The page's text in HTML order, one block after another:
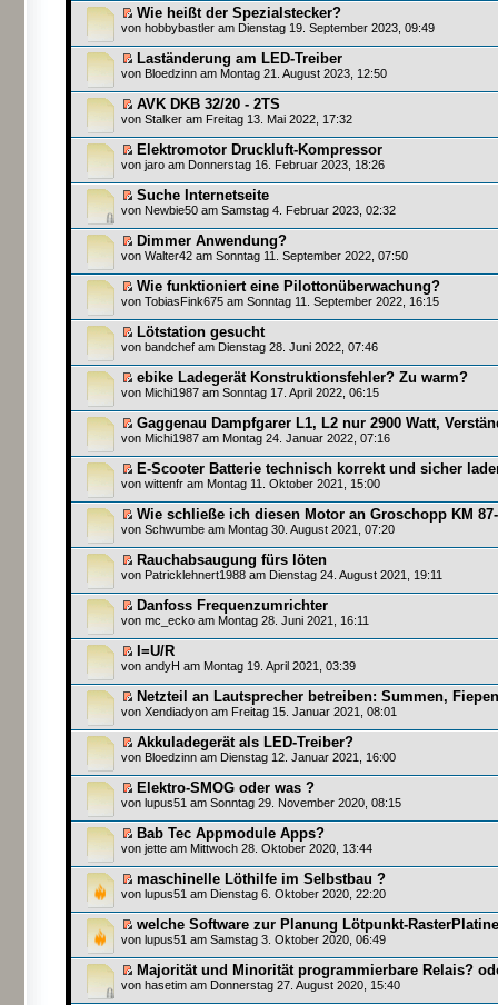
Wie heißt der Spezialstecker?
von hobbybastler am Dienstag 19. September 2023, 09:49
Laständerung am LED-Treiber
von Bloedzinn am Montag 21. August 2023, 12:50
AVK DKB 32/20 - 2TS
von Stalker am Freitag 13. Mai 2022, 17:32
Elektromotor Druckluft-Kompressor
von jaro am Donnerstag 16. Februar 2023, 18:26
Suche Internetseite
von Newbie50 am Samstag 4. Februar 2023, 02:32
Dimmer Anwendung?
von Walter42 am Sonntag 11. September 2022, 07:50
Wie funktioniert eine Pilottonüberwachung?
von TobiasFink675 am Sonntag 11. September 2022, 16:15
Lötstation gesucht
von bandchef am Dienstag 28. Juni 2022, 07:46
ebike Ladegerät Konstruktionsfehler? Zu warm?
von Michi1987 am Sonntag 17. April 2022, 06:15
Gaggenau Dampfgarer L1, L2 nur 2900 Watt,
von Michi1987 am Montag 24. Januar 2022, 07:16
E-Scooter Batterie technisch korrekt und sicher
von wittenfr am Montag 11. Oktober 2021, 15:00
Wie schließe ich diesen Motor an Groschopp KM
von Schwumbe am Montag 30. August 2021, 07:20
Rauchabsaugung fürs löten
von Patricklehnert1988 am Dienstag 24. August 2021, 19:11
Danfoss Frequenzumrichter
von mc_ecko am Montag 28. Juni 2021, 16:11
I=U/R
von andyH am Montag 19. April 2021, 03:39
Netzteil an Lautsprecher betreiben: Summen,
von Xendiadyon am Freitag 15. Januar 2021, 08:01
Akkuladegerät als LED-Treiber?
von Bloedzinn am Dienstag 12. Januar 2021, 16:00
Elektro-SMOG oder was ?
von lupus51 am Sonntag 29. November 2020, 08:15
Bab Tec Appmodule Apps?
von jette am Mittwoch 28. Oktober 2020, 13:44
maschinelle Löthilfe im Selbstbau ?
von lupus51 am Dienstag 6. Oktober 2020, 22:20
welche Software zur Planung Lötpunkt-
von lupus51 am Samstag 3. Oktober 2020, 06:49
Majorität und Minorität programmierbare Relais?
von hasetim am Donnerstag 27. August 2020, 15:40